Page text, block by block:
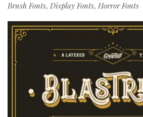
Brush Fonts, Display Fonts, Horror Fonts